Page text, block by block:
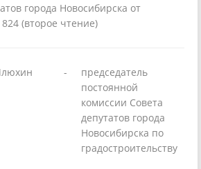
города Новосибирска от
(второе чтение)
-
председатель
постоянной
комиссии Совета
депутатов города
Новосибирска по
градостроительству